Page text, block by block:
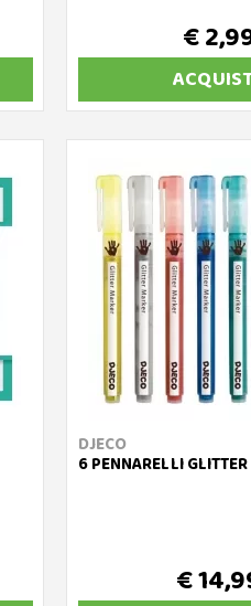
€
DJECO
6 PENNARELLI GLITTER
€